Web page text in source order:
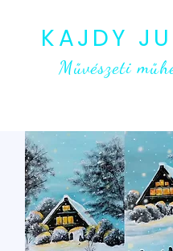
KAJDY
Művészeti